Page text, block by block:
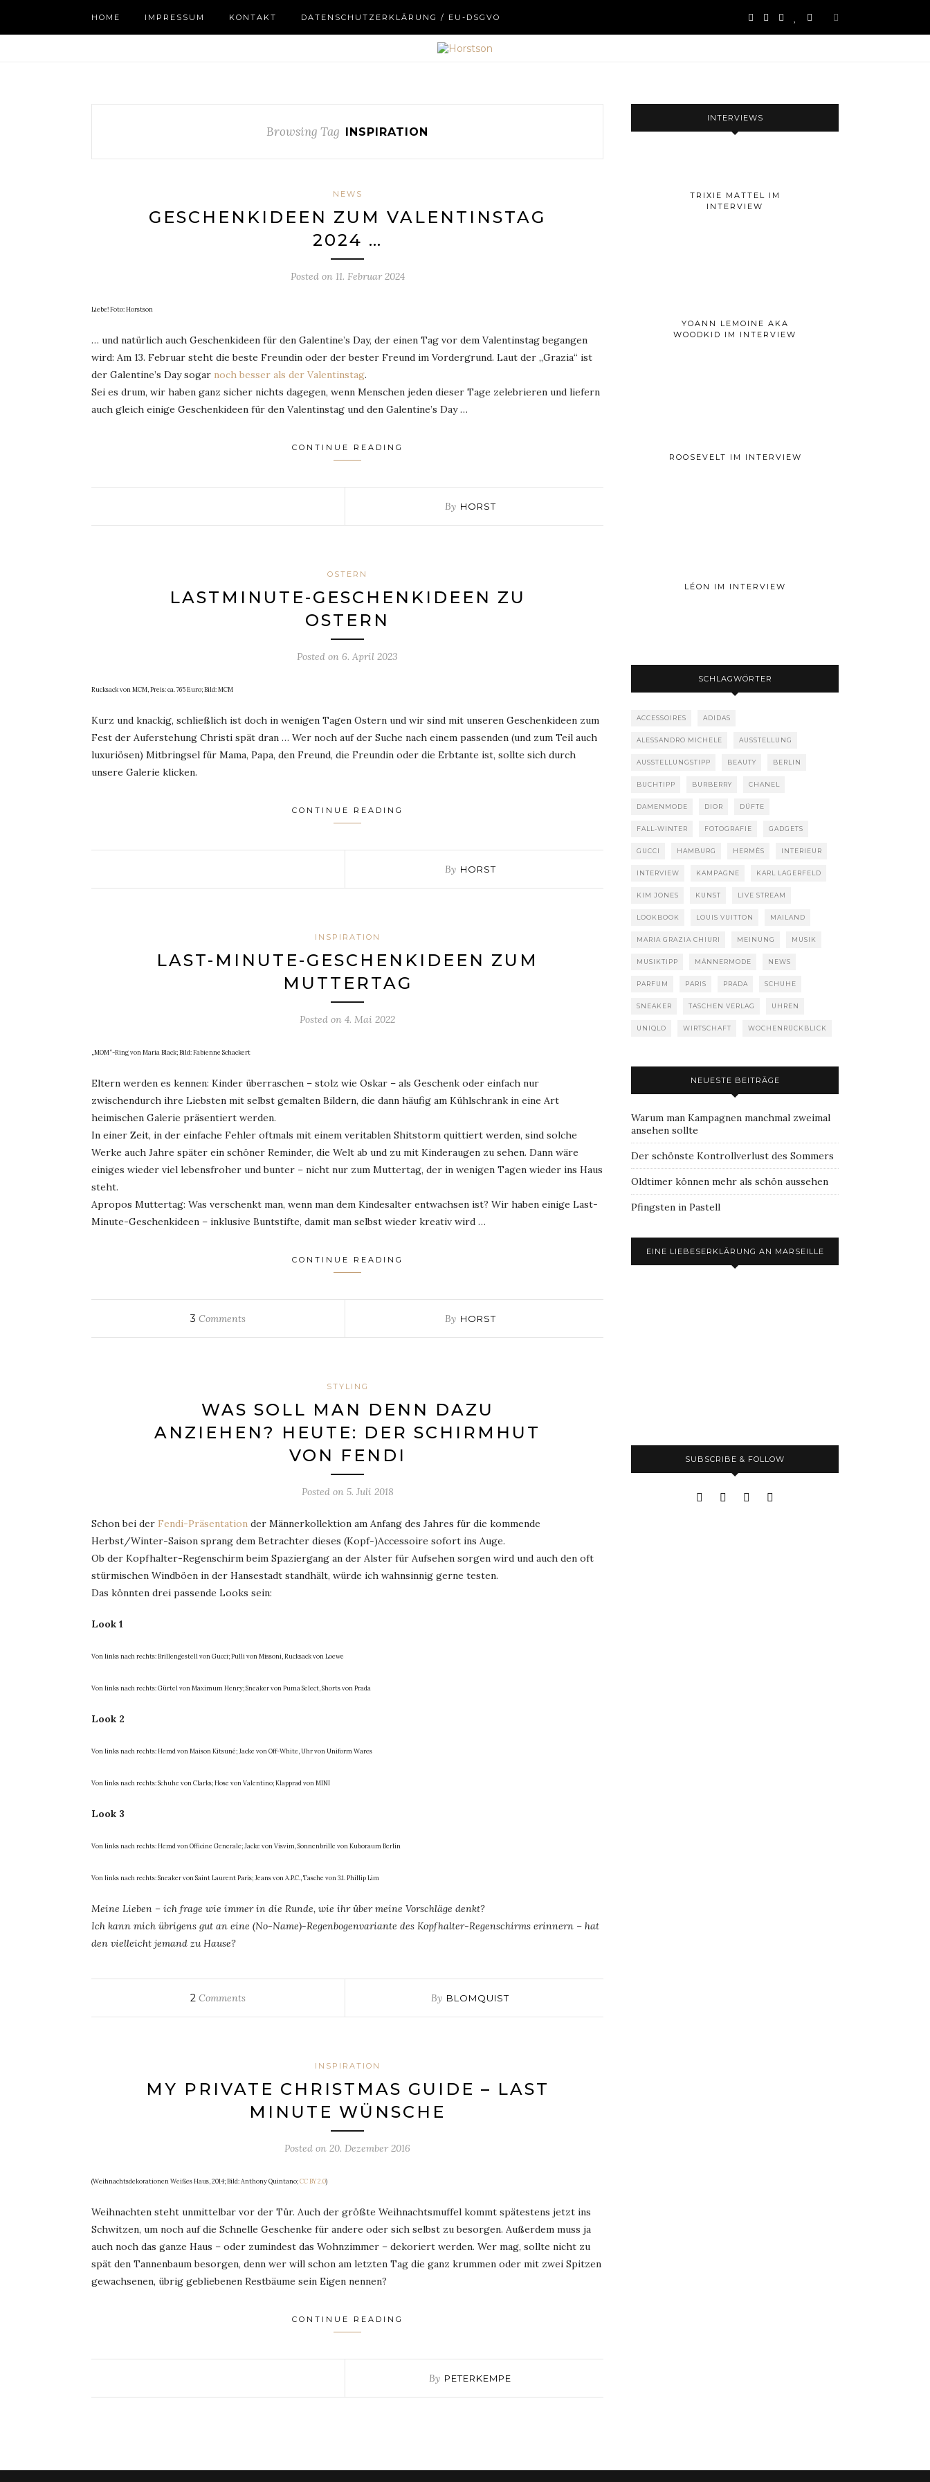
HOME IMPRESSUM KONTAKT DATENSCHUTZERKLÄRUNG / EU-DSGVO
Browsing Tag INSPIRATION
NEWS
GESCHENKIDEEN ZUM VALENTINSTAG
2024 …
Posted on 11. Februar 2024
Liebe! Foto: Horstson
… und natürlich auch Geschenkideen für den Galentine’s Day, der einen Tag vor dem Valentinstag begangen
wird: Am 13. Februar steht die beste Freundin oder der bester Freund im Vordergrund. Laut der „Grazia“ ist
der Galentine’s Day sogar noch besser als der Valentinstag.
Sei es drum, wir haben ganz sicher nichts dagegen, wenn Menschen jeden dieser Tage zelebrieren und liefern
auch gleich einige Geschenkideen für den Valentinstag und den Galentine’s Day …
CONTINUE READING
By HORST
OSTERN
LASTMINUTE-GESCHENKIDEEN ZU
OSTERN
Posted on 6. April 2023
Rucksack von MCM, Preis: ca. 765 Euro; Bild: MCM
Kurz und knackig, schließlich ist doch in wenigen Tagen Ostern und wir sind mit unseren Geschenkideen zum
Fest der Auferstehung Christi spät dran … Wer noch auf der Suche nach einem passenden (und zum Teil auch
luxuriösen) Mitbringsel für Mama, Papa, den Freund, die Freundin oder die Erbtante ist, sollte sich durch
unsere Galerie klicken.
CONTINUE READING
By HORST
INSPIRATION
LAST-MINUTE-GESCHENKIDEEN ZUM
MUTTERTAG
Posted on 4. Mai 2022
„MOM“-Ring von Maria Black; Bild: Fabienne Schackert
Eltern werden es kennen: Kinder überraschen – stolz wie Oskar – als Geschenk oder einfach nur
zwischendurch ihre Liebsten mit selbst gemalten Bildern, die dann häufig am Kühlschrank in eine Art
heimischen Galerie präsentiert werden.
In einer Zeit, in der einfache Fehler oftmals mit einem veritablen Shitstorm quittiert werden, sind solche
Werke auch Jahre später ein schöner Reminder, die Welt ab und zu mit Kinderaugen zu sehen. Dann wäre
einiges wieder viel lebensfroher und bunter – nicht nur zum Muttertag, der in wenigen Tagen wieder ins Haus
steht.
Apropos Muttertag: Was verschenkt man, wenn man dem Kindesalter entwachsen ist? Wir haben einige Last-
Minute-Geschenkideen – inklusive Buntstifte, damit man selbst wieder kreativ wird …
CONTINUE READING
3 Comments By HORST
STYLING
WAS SOLL MAN DENN DAZU
ANZIEHEN? HEUTE: DER SCHIRMHUT
VON FENDI
Posted on 5. Juli 2018
Schon bei der Fendi-Präsentation der Männerkollektion am Anfang des Jahres für die kommende
Herbst/Winter-Saison sprang dem Betrachter dieses (Kopf-)Accessoire sofort ins Auge.
Ob der Kopfhalter-Regenschirm beim Spaziergang an der Alster für Aufsehen sorgen wird und auch den oft
stürmischen Windböen in der Hansestadt standhält, würde ich wahnsinnig gerne testen.
Das könnten drei passende Looks sein:
Look 1
Von links nach rechts: Brillengestell von Gucci; Pulli von Missoni, Rucksack von Loewe
Von links nach rechts: Gürtel von Maximum Henry; Sneaker von Puma Select, Shorts von Prada
Look 2
Von links nach rechts: Hemd von Maison Kitsuné; Jacke von Off-White, Uhr von Uniform Wares
Von links nach rechts: Schuhe von Clarks; Hose von Valentino; Klapprad von MINI
Look 3
Von links nach rechts: Hemd von Officine Generale; Jacke von Visvim, Sonnenbrille von Kuboraum Berlin
Von links nach rechts: Sneaker von Saint Laurent Paris; Jeans von A.P.C., Tasche von 3.1. Phillip Lim
Meine Lieben – ich frage wie immer in die Runde, wie ihr über meine Vorschläge denkt?
Ich kann mich übrigens gut an eine (No-Name)-Regenbogenvariante des Kopfhalter-Regenschirms erinnern – hat
den vielleicht jemand zu Hause?
2 Comments By BLOMQUIST
INSPIRATION
MY PRIVATE CHRISTMAS GUIDE – LAST
MINUTE WÜNSCHE
Posted on 20. Dezember 2016
(Weihnachtsdekorationen Weißes Haus, 2014; Bild: Anthony Quintano;CC BY 2.0)
Weihnachten steht unmittelbar vor der Tür. Auch der größte Weihnachtsmuffel kommt spätestens jetzt ins
Schwitzen, um noch auf die Schnelle Geschenke für andere oder sich selbst zu besorgen. Außerdem muss ja
auch noch das ganze Haus – oder zumindest das Wohnzimmer – dekoriert werden. Wer mag, sollte nicht zu
spät den Tannenbaum besorgen, denn wer will schon am letzten Tag die ganz krummen oder mit zwei Spitzen
gewachsenen, übrig gebliebenen Restbäume sein Eigen nennen?
CONTINUE READING
By PETERKEMPE
INTERVIEWS
TRIXIE MATTEL IM
INTERVIEW
YOANN LEMOINE AKA
WOODKID IM INTERVIEW
ROOSEVELT IM INTERVIEW
LÉON IM INTERVIEW
SCHLAGWÖRTER
ACCESSOIRES ADIDAS
ALESSANDRO MICHELE AUSSTELLUNG
AUSSTELLUNGSTIPP BEAUTY BERLIN
BUCHTIPP BURBERRY CHANEL
DAMENMODE DIOR DÜFTE
FALL-WINTER FOTOGRAFIE GADGETS
GUCCI HAMBURG HERMÈS INTERIEUR
INTERVIEW KAMPAGNE KARL LAGERFELD
KIM JONES KUNST LIVE STREAM
LOOKBOOK LOUIS VUITTON MAILAND
MARIA GRAZIA CHIURI MEINUNG MUSIK
MUSIKTIPP MÄNNERMODE NEWS
PARFUM PARIS PRADA SCHUHE
SNEAKER TASCHEN VERLAG UHREN
UNIQLO WIRTSCHAFT WOCHENRÜCKBLICK
NEUESTE BEITRÄGE
Warum man Kampagnen manchmal zweimal
ansehen sollte
Der schönste Kontrollverlust des Sommers
Oldtimer können mehr als schön aussehen
Pfingsten in Pastell
EINE LIEBESERKLÄRUNG AN MARSEILLE
SUBSCRIBE & FOLLOW